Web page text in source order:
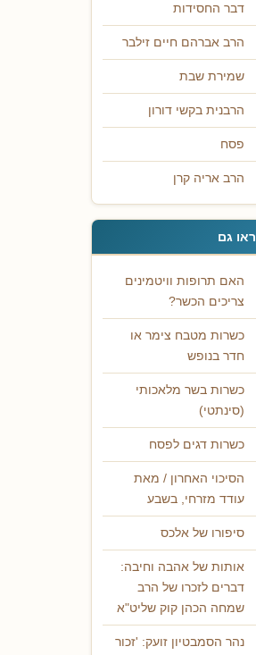
דבר החסידות
הרב אברהם חיים זילבר
שמירת שבת
הרבנית בקשי דורון
פסח
הרב אריה קרן
ראו גם
האם תרופות וויטמינים
צריכים הכשר?
כשרות מטבח צימר או
חדר בנופש
כשרות בשר מלאכותי
(סינתטי)
כשרות דגים לפסח
הסיכוי האחרון / מאת
עודד מזרחי, בשבע
סיפורו של אלכס
אותות של אהבה וחיבה:
דברים לזכרו של הרב
שמחה הכהן קוק שליט"א
נהר הסמבטיון זועק: 'זכור